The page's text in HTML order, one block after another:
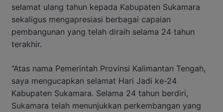
selamat ulang tahun kepada Kabupaten Sukamara
sekaligus mengapresiasi berbagai capaian
pembangunan yang telah diraih selama 24 tahun
terakhir.
“Atas nama Pemerintah Provinsi Kalimantan Tengah,
saya mengucapkan selamat Hari Jadi ke-24
Kabupaten Sukamara. Selama 24 tahun berdiri,
Sukamara telah menunjukkan perkembangan yang